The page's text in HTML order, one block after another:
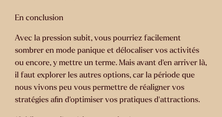
En conclusion
Avec la pression subit, vous pourriez facilement
sombrer en mode panique et délocaliser vos activités
ou encore, y mettre un terme. Mais avant d’en arriver là,
il faut explorer les autres options, car la période que
nous vivons peu vous permettre de réaligner vos
stratégies afin d’optimiser vos pratiques d’attractions.